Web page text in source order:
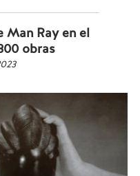
Man Ray en el
obras